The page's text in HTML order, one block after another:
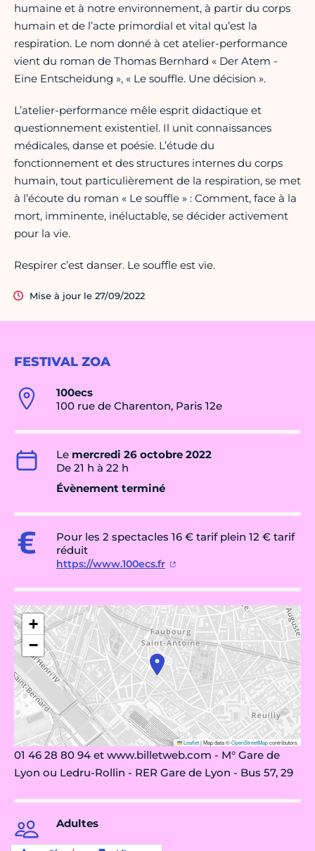
FESTIVAL ZOA
100ecs
100 rue de Charenton, Paris 12e
Le mercredi 26 octobre 2022
De 21 h à 22 h
Évènement terminé
Pour les 2 spectacles 16 € tarif plein 12 € tarif
réduit
https://www.100ecs.fr
+
−
Leaflet|Map data ©OpenStreetMapcontributors
01 46 28 80 94 et www.billetweb.com - M° Gare de
Lyon ou Ledru-Rollin - RER Gare de Lyon - Bus 57, 29
Adultes
humaine et à notre environnement, à partir du corps
humain et de l’acte primordial et vital qu’est la
respiration. Le nom donné à cet atelier-performance
vient du roman de Thomas Bernhard « Der Atem -
Eine Entscheidung », « Le souffle. Une décision ».
L’atelier-performance mêle esprit didactique et
questionnement existentiel. Il unit connaissances
médicales, danse et poésie. L’étude du
fonctionnement et des structures internes du corps
humain, tout particulièrement de la respiration, se met
à l’écoute du roman « Le souffle » : Comment, face à la
mort, imminente, inéluctable, se décider activement
pour la vie.
Respirer c’est danser. Le souffle est vie.
Mise à jour le 27/09/2022